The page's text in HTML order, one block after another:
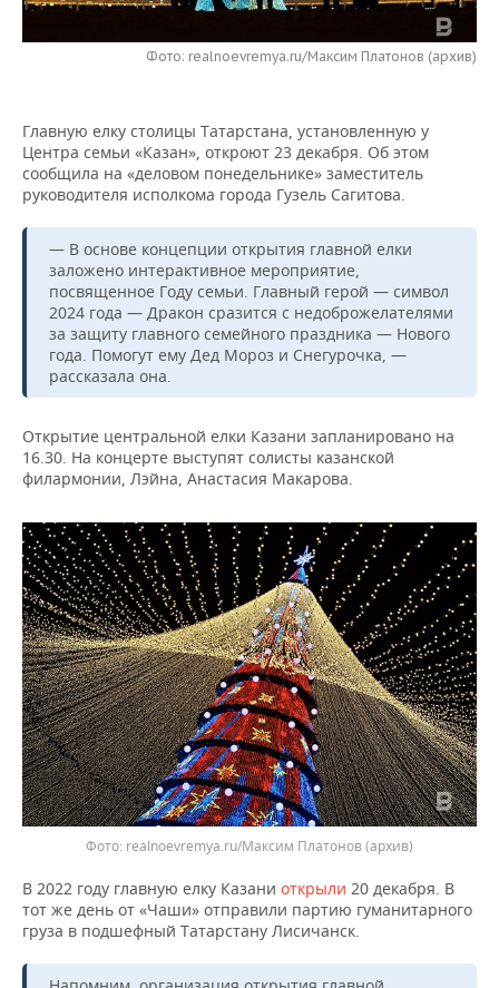
НЕФТЕХИМИЯ
ЭНЕРГЕТИКА
РОЗНИЧНАЯ ТОРГОВЛЯ
УСЛУГИ
НОВОСТИ ТЕХНОЛОГИЙ
МЕДИА
ТЕЛЕКОММУНИКАЦИИ
МЕРОПРИЯТИЯ
ВЫЕЗДНАЯ РЕДАКЦИЯ
БИЗНЕС-БРАНЧИ
ONLINE-КОНФЕРЕНЦИИ
ОТКРЫТАЯ ЛЕКЦИЯ
НОВОСТИ СПОРТА
ФУТБОЛ
ХОККЕЙ
БАСКЕТБОЛ
ВОЛЕЙБОЛ
КИБЕРСПОРТ
ФИГУРНОЕ КАТАНИЕ
ХОККЕЙ С МЯЧОМ
ОБЩЕСТВО
НОВОСТИ ОБЩЕСТВА
ВЛАСТЬ
ИНФРАСТРУКТУРА
ИСТОРИЯ
КУЛЬТУРА
МЕДИЦИНА
ПРОИСШЕСТВИЯ
ФОТОГАЛЕРЕЯ
СЮЖЕТЫ
СПРАВОЧНИК
СПИСОК ПЕРСОН
СПИСОК КОМПАНИЙ
ПОЛНАЯ ВЕРСИЯ
Фото: realnoevremya.ru/Максим Платонов (архив)
Главную елку столицы Татарстана, установленную у
Центра семьи «Казан», откроют 23 декабря. Об этом
сообщила на «деловом понедельнике» заместитель
руководителя исполкома города Гузель Сагитова.
— В основе концепции открытия главной елки
заложено интерактивное мероприятие,
посвященное Году семьи. Главный герой — символ
2024 года — Дракон сразится с недоброжелателями
за защиту главного семейного праздника — Нового
года. Помогут ему Дед Мороз и Снегурочка, —
рассказала она.
Открытие центральной елки Казани запланировано на
16.30. На концерте выступят солисты казанской
филармонии, Лэйна, Анастасия Макарова.
realnoevremya.ru/Максим Платонов (архив)
В 2022 году главную елку Казани открыли 20 декабря. В
тот же день от «Чаши» отправили партию гуманитарного
груза в подшефный Татарстану Лисичанск.